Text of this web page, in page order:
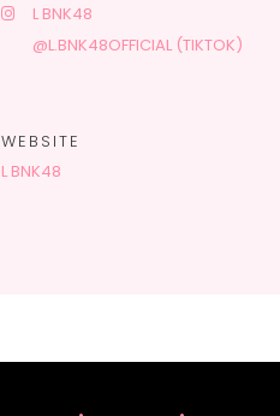
L BNK48
@L.BNK48OFFICIAL (TIKTOK)
WEBSITE
L BNK48